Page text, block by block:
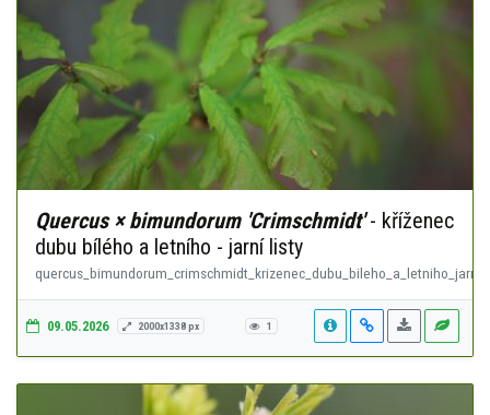
Quercus × bimundorum 'Crimschmidt'- kříženec
dubu bílého a letního - jarní listy
09.05.2026 2000x1338 px 1